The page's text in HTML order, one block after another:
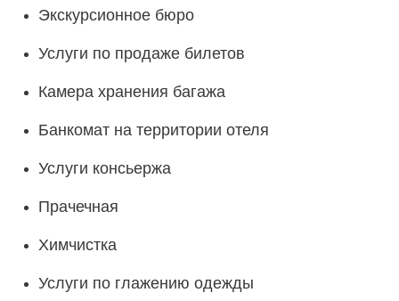
Экскурсионное бюро
Услуги по продаже билетов
Камера хранения багажа
Банкомат на территории отеля
Услуги консьержа
Прачечная
Химчистка
Услуги по глажению одежды